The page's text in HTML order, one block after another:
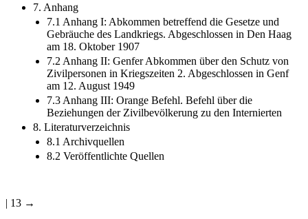
7. Anhang
7.1 Anhang I: Abkommen betreffend die Gesetze und
Gebräuche des Landkriegs. Abgeschlossen in Den Haag
am 18. Oktober 1907
7.2 Anhang II: Genfer Abkommen über den Schutz von
Zivilpersonen in Kriegszeiten 2. Abgeschlossen in Genf
am 12. August 1949
7.3 Anhang III: Orange Befehl. Befehl über die
Beziehungen der Zivilbevölkerung zu den Internierten
8. Literaturverzeichnis
8.1 Archivquellen
8.2 Veröffentlichte Quellen
| 13 →